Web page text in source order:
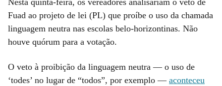
Fuad ao projeto de lei (PL) que proíbe o uso da chamada
linguagem neutra nas escolas belo-horizontinas. Não
houve quórum para a votação.
O veto à proibição da linguagem neutra — o uso de
‘todes’ no lugar de “todos”, por exemplo — aconteceu